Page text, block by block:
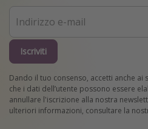
Iscriviti
Dando il tuo consenso, accetti anche ai
che i dati dell’utente possono essere
annullare l'iscrizione alla nostra
ulteriori informazioni, consultare la